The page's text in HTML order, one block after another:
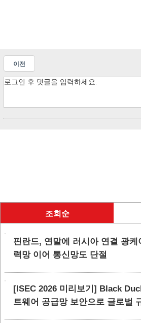
이전
조회순
핀란드, 연말에 러시아 연결 광케
력망 이어 통신망도 단절
[ISEC 2026 미리보기] Black
트웨어 공급망 보안으로 글로벌